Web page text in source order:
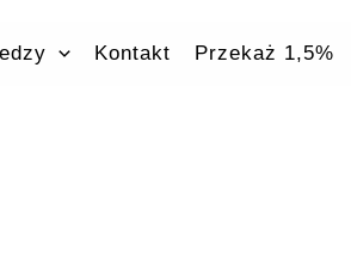
Kontakt Przekaż 1,5%